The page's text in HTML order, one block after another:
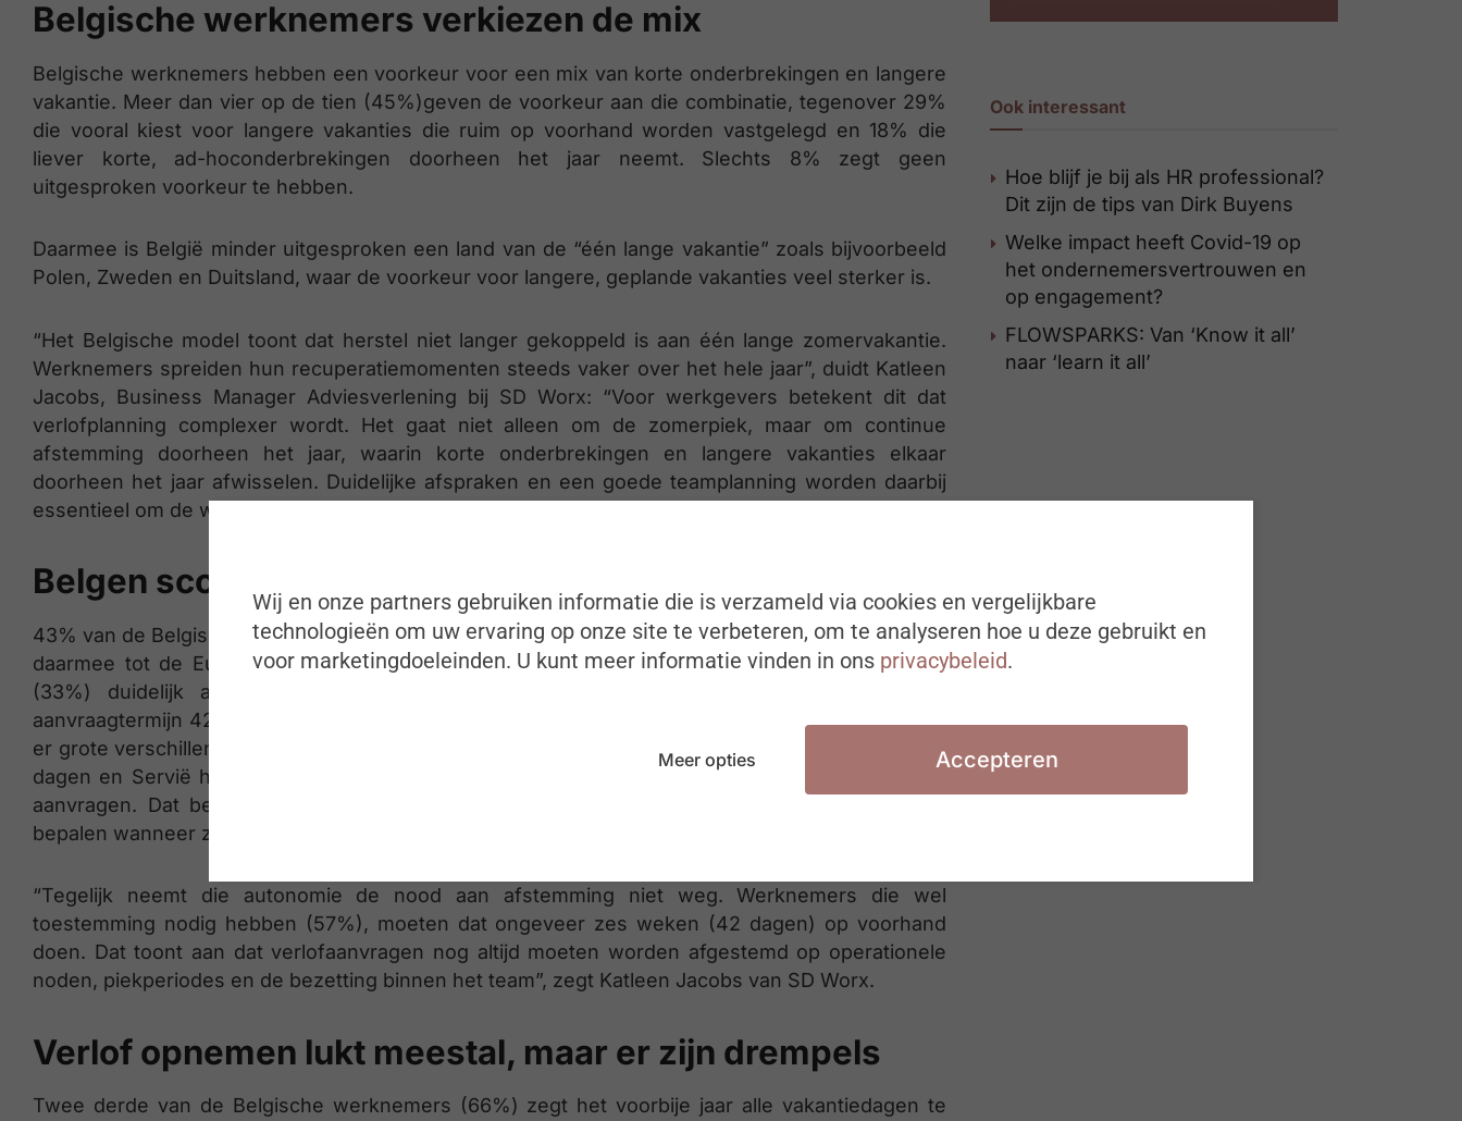
Belgische werknemers verkiezen de mix
Belgische werknemers hebben een voorkeur voor een mix van korte onderbrekingen en langere
vakantie. Meer dan vier op de tien (45%)geven de voorkeur aan die combinatie, tegenover 29%
die vooral kiest voor langere vakanties die ruim op voorhand worden vastgelegd en 18% die
liever korte, ad-hoconderbrekingen doorheen het jaar neemt. Slechts 8% zegt geen
uitgesproken voorkeur te hebben.
Daarmee is België minder uitgesproken een land van de “één lange vakantie” zoals bijvoorbeeld
Polen, Zweden en Duitsland, waar de voorkeur voor langere, geplande vakanties veel sterker is.
“Het Belgische model toont dat herstel niet langer gekoppeld is aan één lange zomervakantie.
Werknemers spreiden hun recuperatiemomenten steeds vaker over het hele jaar”, duidt Katleen
Jacobs, Business Manager Adviesverlening bij SD Worx: “Voor werkgevers betekent dit dat
verlofplanning complexer wordt. Het gaat niet alleen om de zomerpiek, maar om continue
afstemming doorheen het jaar, waarin korte onderbrekingen en langere vakanties elkaar
doorheen het jaar afwisselen. Duidelijke afspraken en een goede teamplanning worden daarbij
essentieel om de werkdruk beheersbaar te houden en de continuïteit te garanderen.”
Belgen scoren hoogst qua autonomie
43% van de Belgische werknemers zegt geen verlof vooraf te moeten aanvragen. België behoort
daarmee tot de Europese koplopers in verlofautonomie en laat het internationale gemiddelde
(33%) duidelijk achter zich. Voor de 57% die dat wel moet doen, is de gemiddelde
aanvraagtermijn 42 dagen, dat is iets hoger dan het Europese gemiddelde van 39 dagen. Al zijn
er grote verschillen tussen de landen: zo kent Duitsland een gemiddelde aanvraagtermijn van 84
dagen en Servië het minimum met 23 dagen als werknemers hun vakantie wél vooraf moeten
aanvragen. Dat bevestigt dat Belgische werknemers relatief veel vrijheid hebben om zelf te
bepalen wanneer ze verlof opnemen.
“Tegelijk neemt die autonomie de nood aan afstemming niet weg. Werknemers die wel
toestemming nodig hebben (57%), moeten dat ongeveer zes weken (42 dagen) op voorhand
doen. Dat toont aan dat verlofaanvragen nog altijd moeten worden afgestemd op operationele
noden, piekperiodes en de bezetting binnen het team”, zegt Katleen Jacobs van SD Worx.
Verlof opnemen lukt meestal, maar er zijn drempels
Twee derde van de Belgische werknemers (66%) zegt het voorbije jaar alle vakantiedagen te
Ook interessant
Hoe blijf je bij als HR professional?
Dit zijn de tips van Dirk Buyens
Welke impact heeft Covid-19 op
het ondernemersvertrouwen en
op engagement?
FLOWSPARKS: Van ‘Know it all’
naar ‘learn it all’
Wij en onze partners gebruiken informatie die is verzameld via cookies en vergelijkbare
technologieën om uw ervaring op onze site te verbeteren, om te analyseren hoe u deze gebruikt en
voor marketingdoeleinden. U kunt meer informatie vinden in ons privacybeleid.
Meer opties Accepteren